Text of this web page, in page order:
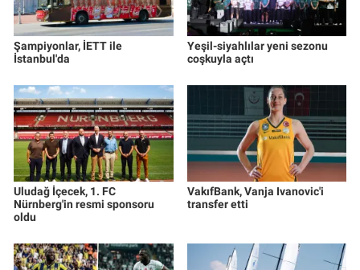
Şampiyonlar, İETT ile
İstanbul'da
Yeşil-siyahlılar yeni sezonu
coşkuyla açtı
Uludağ İçecek, 1. FC
Nürnberg'in resmi sponsoru
oldu
VakıfBank, Vanja Ivanovic'i
transfer etti